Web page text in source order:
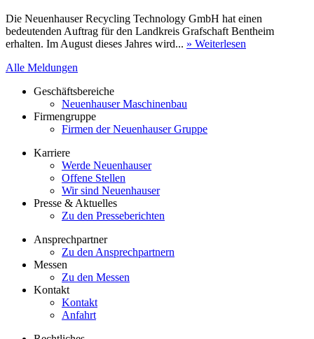
Die Neuenhauser Recycling Technology GmbH hat einen
bedeutenden Auftrag für den Landkreis Grafschaft Bentheim
erhalten. Im August dieses Jahres wird... » Weiterlesen
Alle Meldungen
Geschäftsbereiche
Neuenhauser Maschinenbau
Firmengruppe
Firmen der Neuenhauser Gruppe
Karriere
Werde Neuenhauser
Offene Stellen
Wir sind Neuenhauser
Presse & Aktuelles
Zu den Presseberichten
Ansprechpartner
Zu den Ansprechpartnern
Messen
Zu den Messen
Kontakt
Kontakt
Anfahrt